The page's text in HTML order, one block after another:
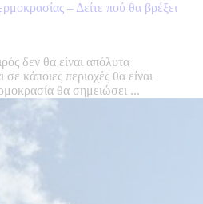
– Δείτε πού θα βρέξει
δεν θα είναι απόλυτα
κάποιες περιοχές θα είναι
θα σημειώσει ...